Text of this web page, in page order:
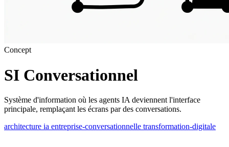
Concept
SI Conversationnel
Système d'information où les agents IA deviennent l'interface
principale, remplaçant les écrans par des conversations.
architecture ia entreprise-conversationnelle transformation-digitale